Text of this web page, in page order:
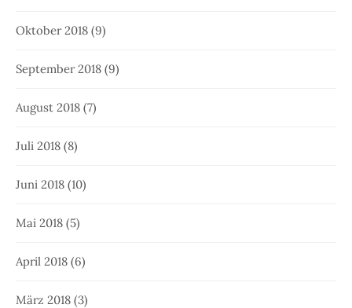
Oktober 2018 (9)
September 2018 (9)
August 2018 (7)
Juli 2018 (8)
Juni 2018 (10)
Mai 2018 (5)
April 2018 (6)
März 2018 (3)